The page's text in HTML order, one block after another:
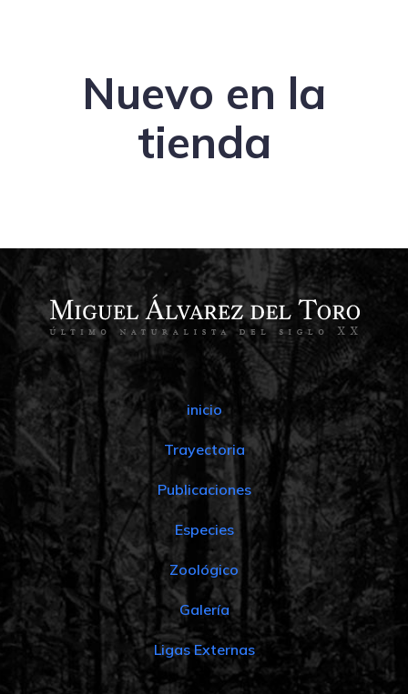
Nuevo en la
tienda
inicio
Trayectoria
Publicaciones
Especies
Zoológico
Galería
Ligas Externas